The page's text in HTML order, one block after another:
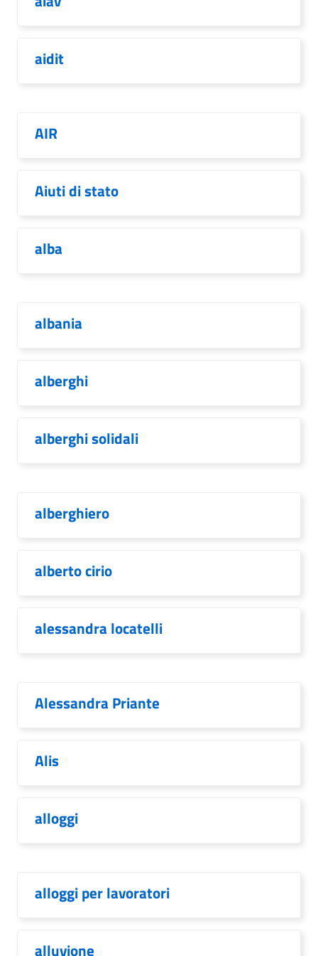
aidit
AIR
Aiuti di stato
alba
albania
alberghi
alberghi solidali
alberghiero
alberto cirio
alessandra locatelli
Alessandra Priante
Alis
alloggi
alloggi per lavoratori
alluvione